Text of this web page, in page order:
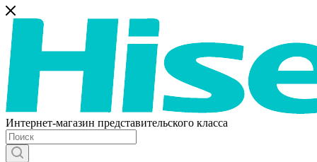
Интернет-магазин представительского класса